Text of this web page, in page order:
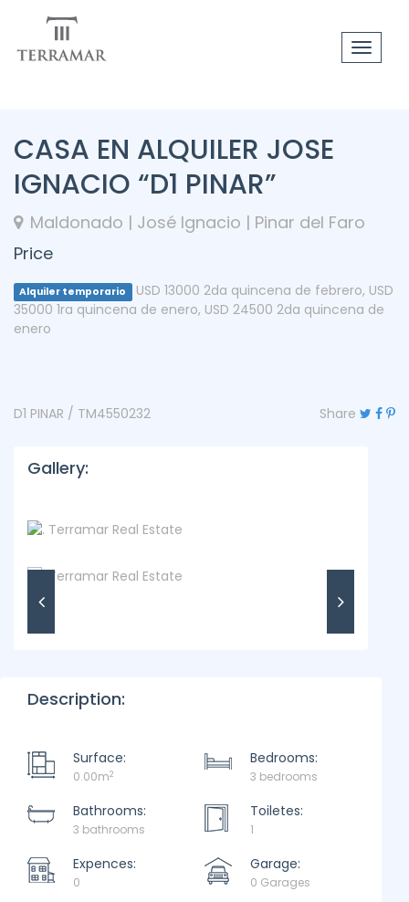
Toggle
CASA EN ALQUILER JOSE
IGNACIO “D1 PINAR”
Maldonado | José Ignacio | Pinar del Faro
Price
Alquiler temporario USD 13000 2da quincena de febrero, USD
35000 1ra quincena de enero, USD 24500 2da quincena de
enero
D1 PINAR / TM4550232 Share
Gallery:
Description:
Surface:
0.00m2
Bedrooms:
3 bedrooms
Bathrooms:
3 bathrooms
Toiletes:
1
Expences:
0
Garage:
0 Garages